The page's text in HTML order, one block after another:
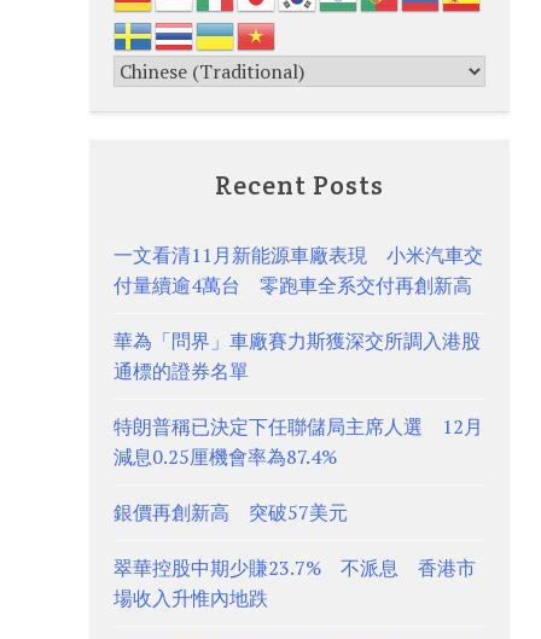
Recent Posts
一文看清11月新能源車廠表現 小米汽車交
付量續逾4萬台 零跑車全系交付再創新高
華為「問界」車廠賽力斯獲深交所調入港股
通標的證券名單
特朗普稱已決定下任聯儲局主席人選 12月
減息0.25厘機會率為87.4%
銀價再創新高 突破57美元
翠華控股中期少賺23.7% 不派息 香港市
場收入升惟內地跌